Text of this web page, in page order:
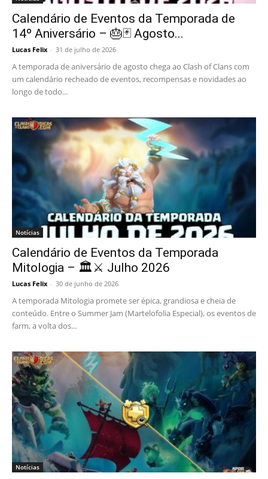
Calendário de Eventos da Temporada de
14º Aniversário – 🎂🃏 Agosto...
Lucas Felix - 31 de julho de 2026
A temporada de aniversário de agosto chega ao Clash of Clans com
um calendário recheado de eventos, recompensas e novidades ao
longo de todo...
Notícias
Calendário de Eventos da Temporada
Mitologia – 🏛️⚔️ Julho 2026
Lucas Felix - 30 de junho de 2026
A temporada Mitologia promete ser épica, grandiosa e cheia de
conteúdo. Entre o Summer Jam (Martelofolia Especial), os eventos de
farm, a volta dos...
Notícias